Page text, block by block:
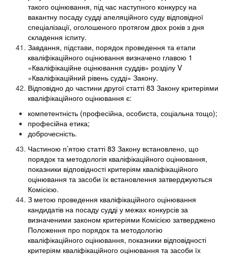
такого оцінювання, під час наступного конкурсу на
вакантну посаду судді апеляційного суду відповідної
спеціалізації, оголошеного протягом двох років з дня
складення іспиту.
Завдання, підстави, порядок проведення та етапи
кваліфікаційного оцінювання визначено главою 1
«Кваліфікаційне оцінювання суддів» розділу V
«Кваліфікаційний рівень судді» Закону.
Відповідно до частини другої статті 83 Закону критеріями
кваліфікаційного оцінювання є:
компетентність (професійна, особиста, соціальна тощо);
професійна етика;
доброчесність.
Частиною п’ятою статті 83 Закону встановлено, що
порядок та методологія кваліфікаційного оцінювання,
показники відповідності критеріям кваліфікаційного
оцінювання та засоби їх встановлення затверджуються
Комісією.
З метою проведення кваліфікаційного оцінювання
кандидатів на посаду судді у межах конкурсів за
визначеними законом критеріями Комісією затверджено
Положення про порядок та методологію
кваліфікаційного оцінювання, показники відповідності
критеріям кваліфікаційного оцінювання та засоби їх